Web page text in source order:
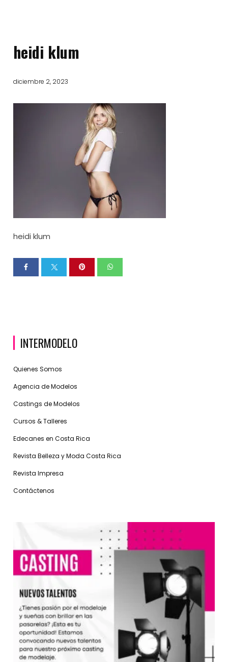
heidi klum
diciembre 2, 2023
heidi klum
INTERMODELO
Quienes Somos
Agencia de Modelos
Castings de Modelos
Cursos & Talleres
Edecanes en Costa Rica
Revista Belleza y Moda Costa Rica
Revista Impresa
Contáctenos